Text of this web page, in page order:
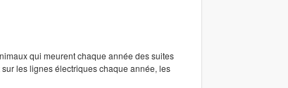
qui meurent chaque année des suites
les lignes électriques chaque année, les